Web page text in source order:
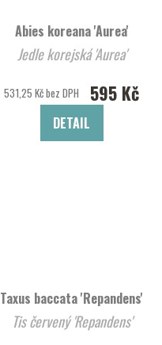
Abies koreana 'Aurea'
Jedle korejská 'Aurea'
531,25 Kč bez DPH 595 Kč
DETAIL
Taxus baccata 'Repandens'
Tis červený 'Repandens'